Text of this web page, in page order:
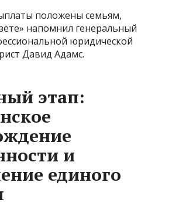
положены семьям,
напомнил генеральный
юридической
Давид Адамс.
этап:
и
единого